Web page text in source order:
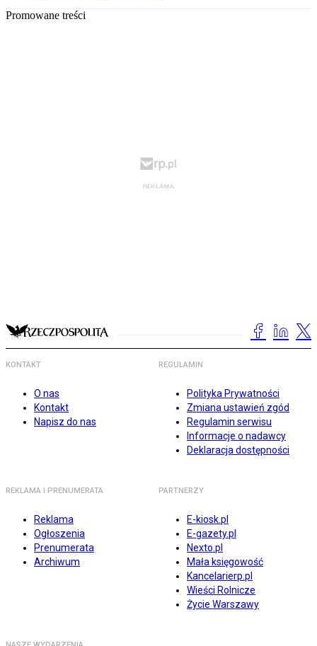
Promowane treści
KONTAKT
O nas
Kontakt
Napisz do nas
REGULAMIN
Polityka Prywatności
Zmiana ustawień zgód
Regulamin serwisu
Informacje o nadawcy
Deklaracja dostępności
REKLAMA I PRENUMERATA
Reklama
Ogłoszenia
Prenumerata
Archiwum
PARTNERZY
E-kiosk.pl
E-gazety.pl
Nexto.pl
Mała księgowość
Kancelarierp.pl
Wieści Rolnicze
Życie Warszawy